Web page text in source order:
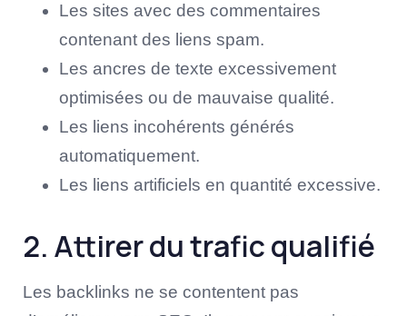
Les sites avec des commentaires
contenant des liens spam.
Les ancres de texte excessivement
optimisées ou de mauvaise qualité.
Les liens incohérents générés
automatiquement.
Les liens artificiels en quantité excessive.
2. Attirer du trafic qualifié
Les backlinks ne se contentent pas